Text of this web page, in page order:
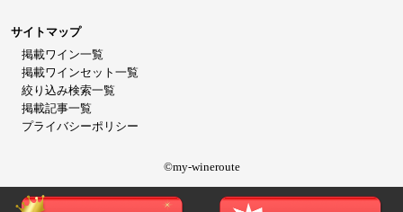
サイトマップ
掲載ワイン一覧
掲載ワインセット一覧
絞り込み検索一覧
掲載記事一覧
プライバシーポリシー
©my-wineroute